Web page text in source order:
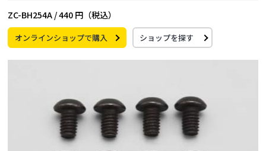
ZC-BH254A /440 円（税込）
オンラインショップで購入 ショップを探す